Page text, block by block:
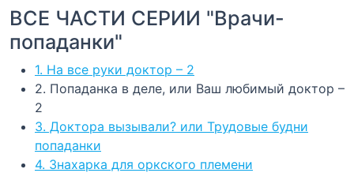
ВСЕ ЧАСТИ СЕРИИ "Врачи-
попаданки"
1. На все руки доктор – 2
2. Попаданка в деле, или Ваш любимый доктор –
2
3. Доктора вызывали? или Трудовые будни
попаданки
4. Знахарка для оркского племени